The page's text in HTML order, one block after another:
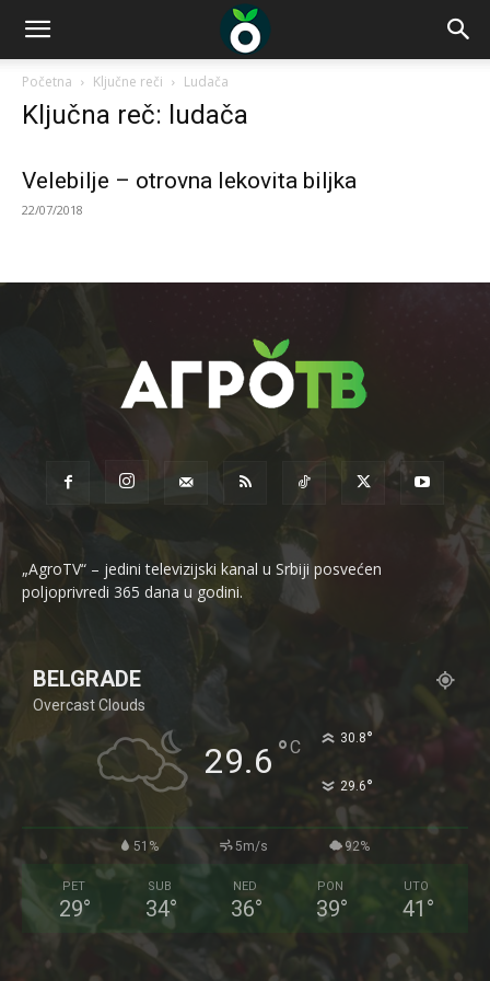
Početna Ključne reči Ludača
Ključna reč: ludača
Velebilje – otrovna lekovita biljka
22/07/2018
„AgroTV“ – jedini televizijski kanal u Srbiji posvećen
poljoprivredi 365 dana u godini.
BELGRADE
Overcast Clouds
29.6 °C 30.8°
29.6°
51% 5m/s 92%
PET
29°
SUB
34°
NED
36°
PON
39°
UTO
41 °